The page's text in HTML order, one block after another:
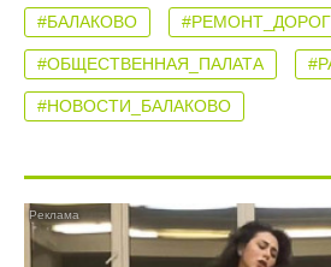
#БАЛАКОВО #РЕМОНТ_ДОРОГ
#ОБЩЕСТВЕННАЯ_ПАЛАТА
#НОВОСТИ_БАЛАКОВО